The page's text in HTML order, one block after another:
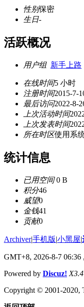
性别保密
生日-
活跃概况
用户组 新手上路
在线时间5 小时
注册时间2015-7-
最后访问2022-8-
上次活动时间
上次发表时间
所在时区使用系
统计信息
已用空间0 B
积分46
威望0
金钱41
贡献0
Archiver|手机版|小黑屋|
GMT+8, 2026-8-7 06:36
Powered by Discuz! X3.4
Copyright © 2001-2020,